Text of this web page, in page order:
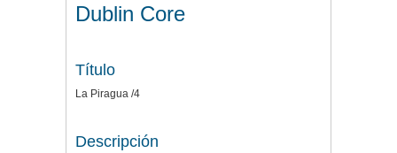
Dublin Core
Título
La Piragua /4
Descripción